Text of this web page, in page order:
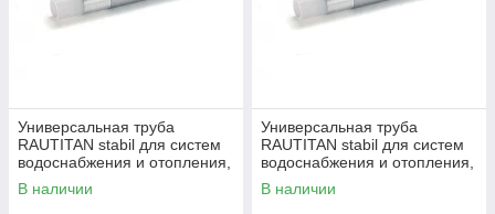
Универсальная труба
RAUTITAN stabil для систем
водоснабжения и отопления,
в бухтах
В наличии
Универсальная труба
RAUTITAN stabil для систем
водоснабжения и отопления,
отрезки 5 м
В наличии